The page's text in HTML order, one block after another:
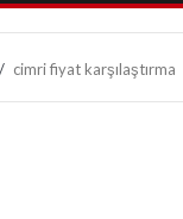
cimri fiyat karşılaştırma